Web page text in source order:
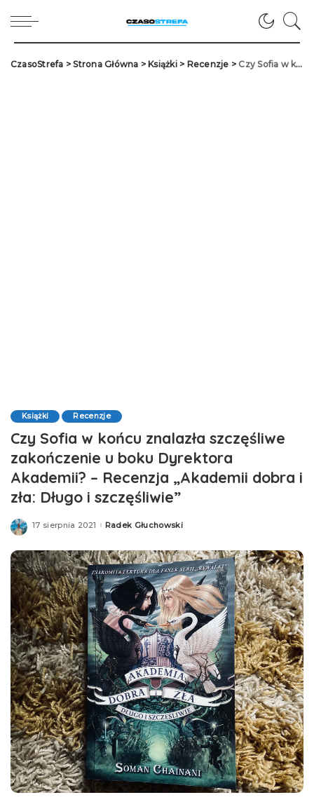
CzasoStrefa >Strona Główna > Książki> Recenzje > Czy Sofia w końcu znalazła szczęśliwe zakończenie u boku Dyrektora Akademii? – Recenzja „Akademii dobra i zła: Długo i szczęśliwie”
Książki Recenzje
Czy Sofia w końcu znalazła szczęśliwe
zakończenie u boku Dyrektora
Akademii? – Recenzja „Akademii dobra i
zła: Długo i szczęśliwie”
17 sierpnia 2021 Posted
Radek Głuchowski